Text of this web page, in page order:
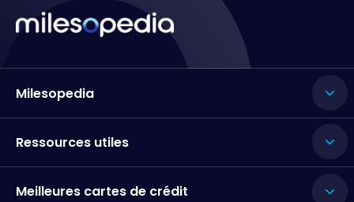
Milesopedia
Ressources utiles
Meilleures cartes de crédit